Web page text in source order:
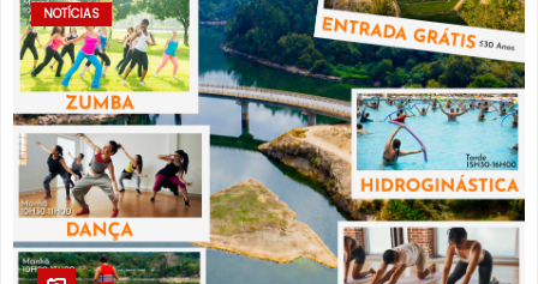
NOTÍCIAS